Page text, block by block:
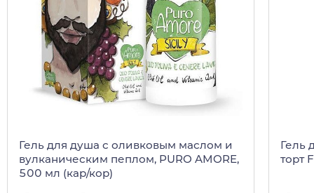
Гель для душа с оливковым маслом и
вулканическим пеплом, PURO AMORE,
500 мл (кар/кор)
Гель
торт